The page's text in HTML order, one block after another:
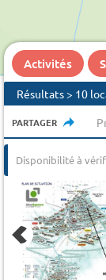
Activités
Résultats > 10
PARTAGER
Disponibilité à